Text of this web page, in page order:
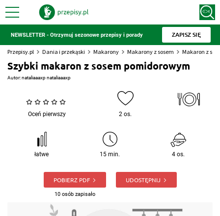
NEWSLETTER - Otrzymuj sezonowe przepisy i porady ZAPISZ SIĘ
Przepisy.pl Dania i przekąski Makarony Makarony z sosem Makaron z
Szybki makaron z sosem pomidorowym
Autor:nataliaaaxp nataliaaaxp
Oceń pierwszy 2 os.
łatwe 15 min. 4 os.
POBIERZ PDF
10 osób zapisało
UDOSTĘPNIJ